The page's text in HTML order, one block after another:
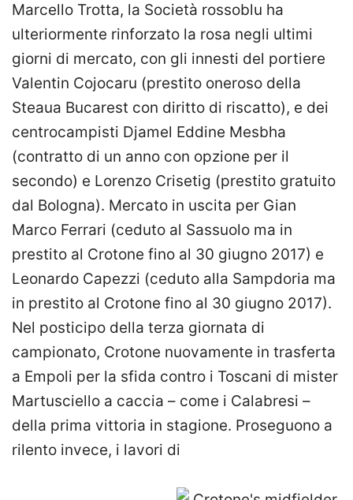
Marcello Trotta, la Società rossoblu ha
ulteriormente rinforzato la rosa negli ultimi
giorni di mercato, con gli innesti del portiere
Valentin Cojocaru (prestito oneroso della
Steaua Bucarest con diritto di riscatto), e dei
centrocampisti Djamel Eddine Mesbha
(contratto di un anno con opzione per il
secondo) e Lorenzo Crisetig (prestito gratuito
dal Bologna). Mercato in uscita per Gian
Marco Ferrari (ceduto al Sassuolo ma in
prestito al Crotone fino al 30 giugno 2017) e
Leonardo Capezzi (ceduto alla Sampdoria ma
in prestito al Crotone fino al 30 giugno 2017).
Nel posticipo della terza giornata di
campionato, Crotone nuovamente in trasferta
a Empoli per la sfida contro i Toscani di mister
Martusciello a caccia – come i Calabresi –
della prima vittoria in stagione. Proseguono a
rilento invece, i lavori di